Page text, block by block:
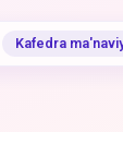
Kafedra